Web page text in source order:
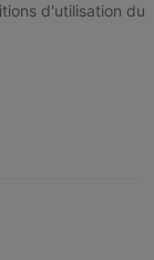
d'utilisation du